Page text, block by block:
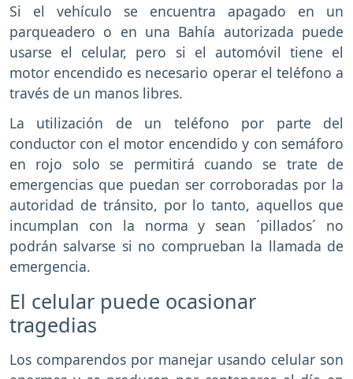
Si el vehículo se encuentra apagado en un
parqueadero o en una Bahía autorizada puede
usarse el celular, pero si el automóvil tiene el
motor encendido es necesario operar el teléfono a
través de un manos libres.
La utilización de un teléfono por parte del
conductor con el motor encendido y con semáforo
en rojo solo se permitirá cuando se trate de
emergencias que puedan ser corroboradas por la
autoridad de tránsito, por lo tanto, aquellos que
incumplan con la norma y sean ´pillados´ no
podrán salvarse si no comprueban la llamada de
emergencia.
El celular puede ocasionar
tragedias
Los comparendos por manejar usando celular son